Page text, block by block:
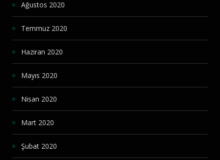
Ağustos 2020
Temmuz 2020
Haziran 2020
Mayıs 2020
Nisan 2020
Mart 2020
Şubat 2020